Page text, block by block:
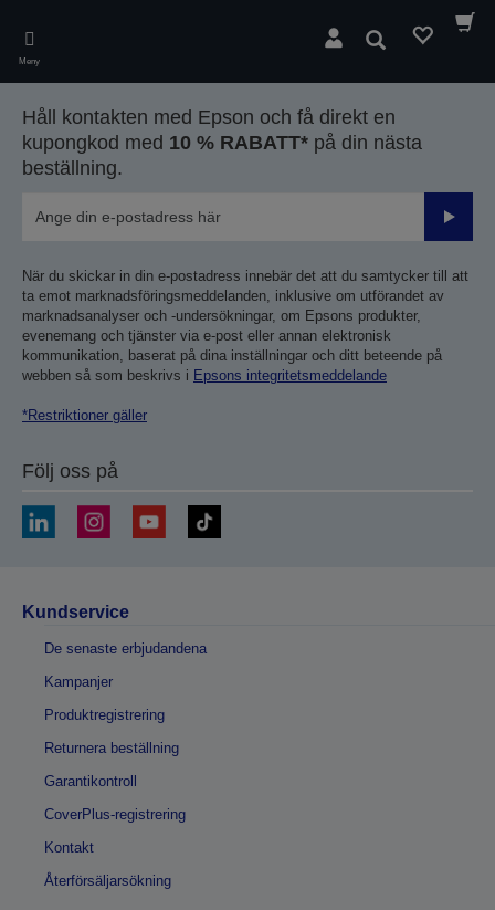
main
content
Meny
Sök
Håll kontakten med Epson och få direkt en
kupongkod med 10 % RABATT* på din nästa
beställning.
Skicka
När du skickar in din e-postadress innebär det att du samtycker till att
ta emot marknadsföringsmeddelanden, inklusive om utförandet av
marknadsanalyser och -undersökningar, om Epsons produkter,
evenemang och tjänster via e-post eller annan elektronisk
kommunikation, baserat på dina inställningar och ditt beteende på
webben så som beskrivs i Epsons integritetsmeddelande
*Restriktioner gäller
Följ oss på
Kundservice
De senaste erbjudandena
Kampanjer
Produktregistrering
Returnera beställning
Garantikontroll
CoverPlus-registrering
Kontakt
Återförsäljarsökning